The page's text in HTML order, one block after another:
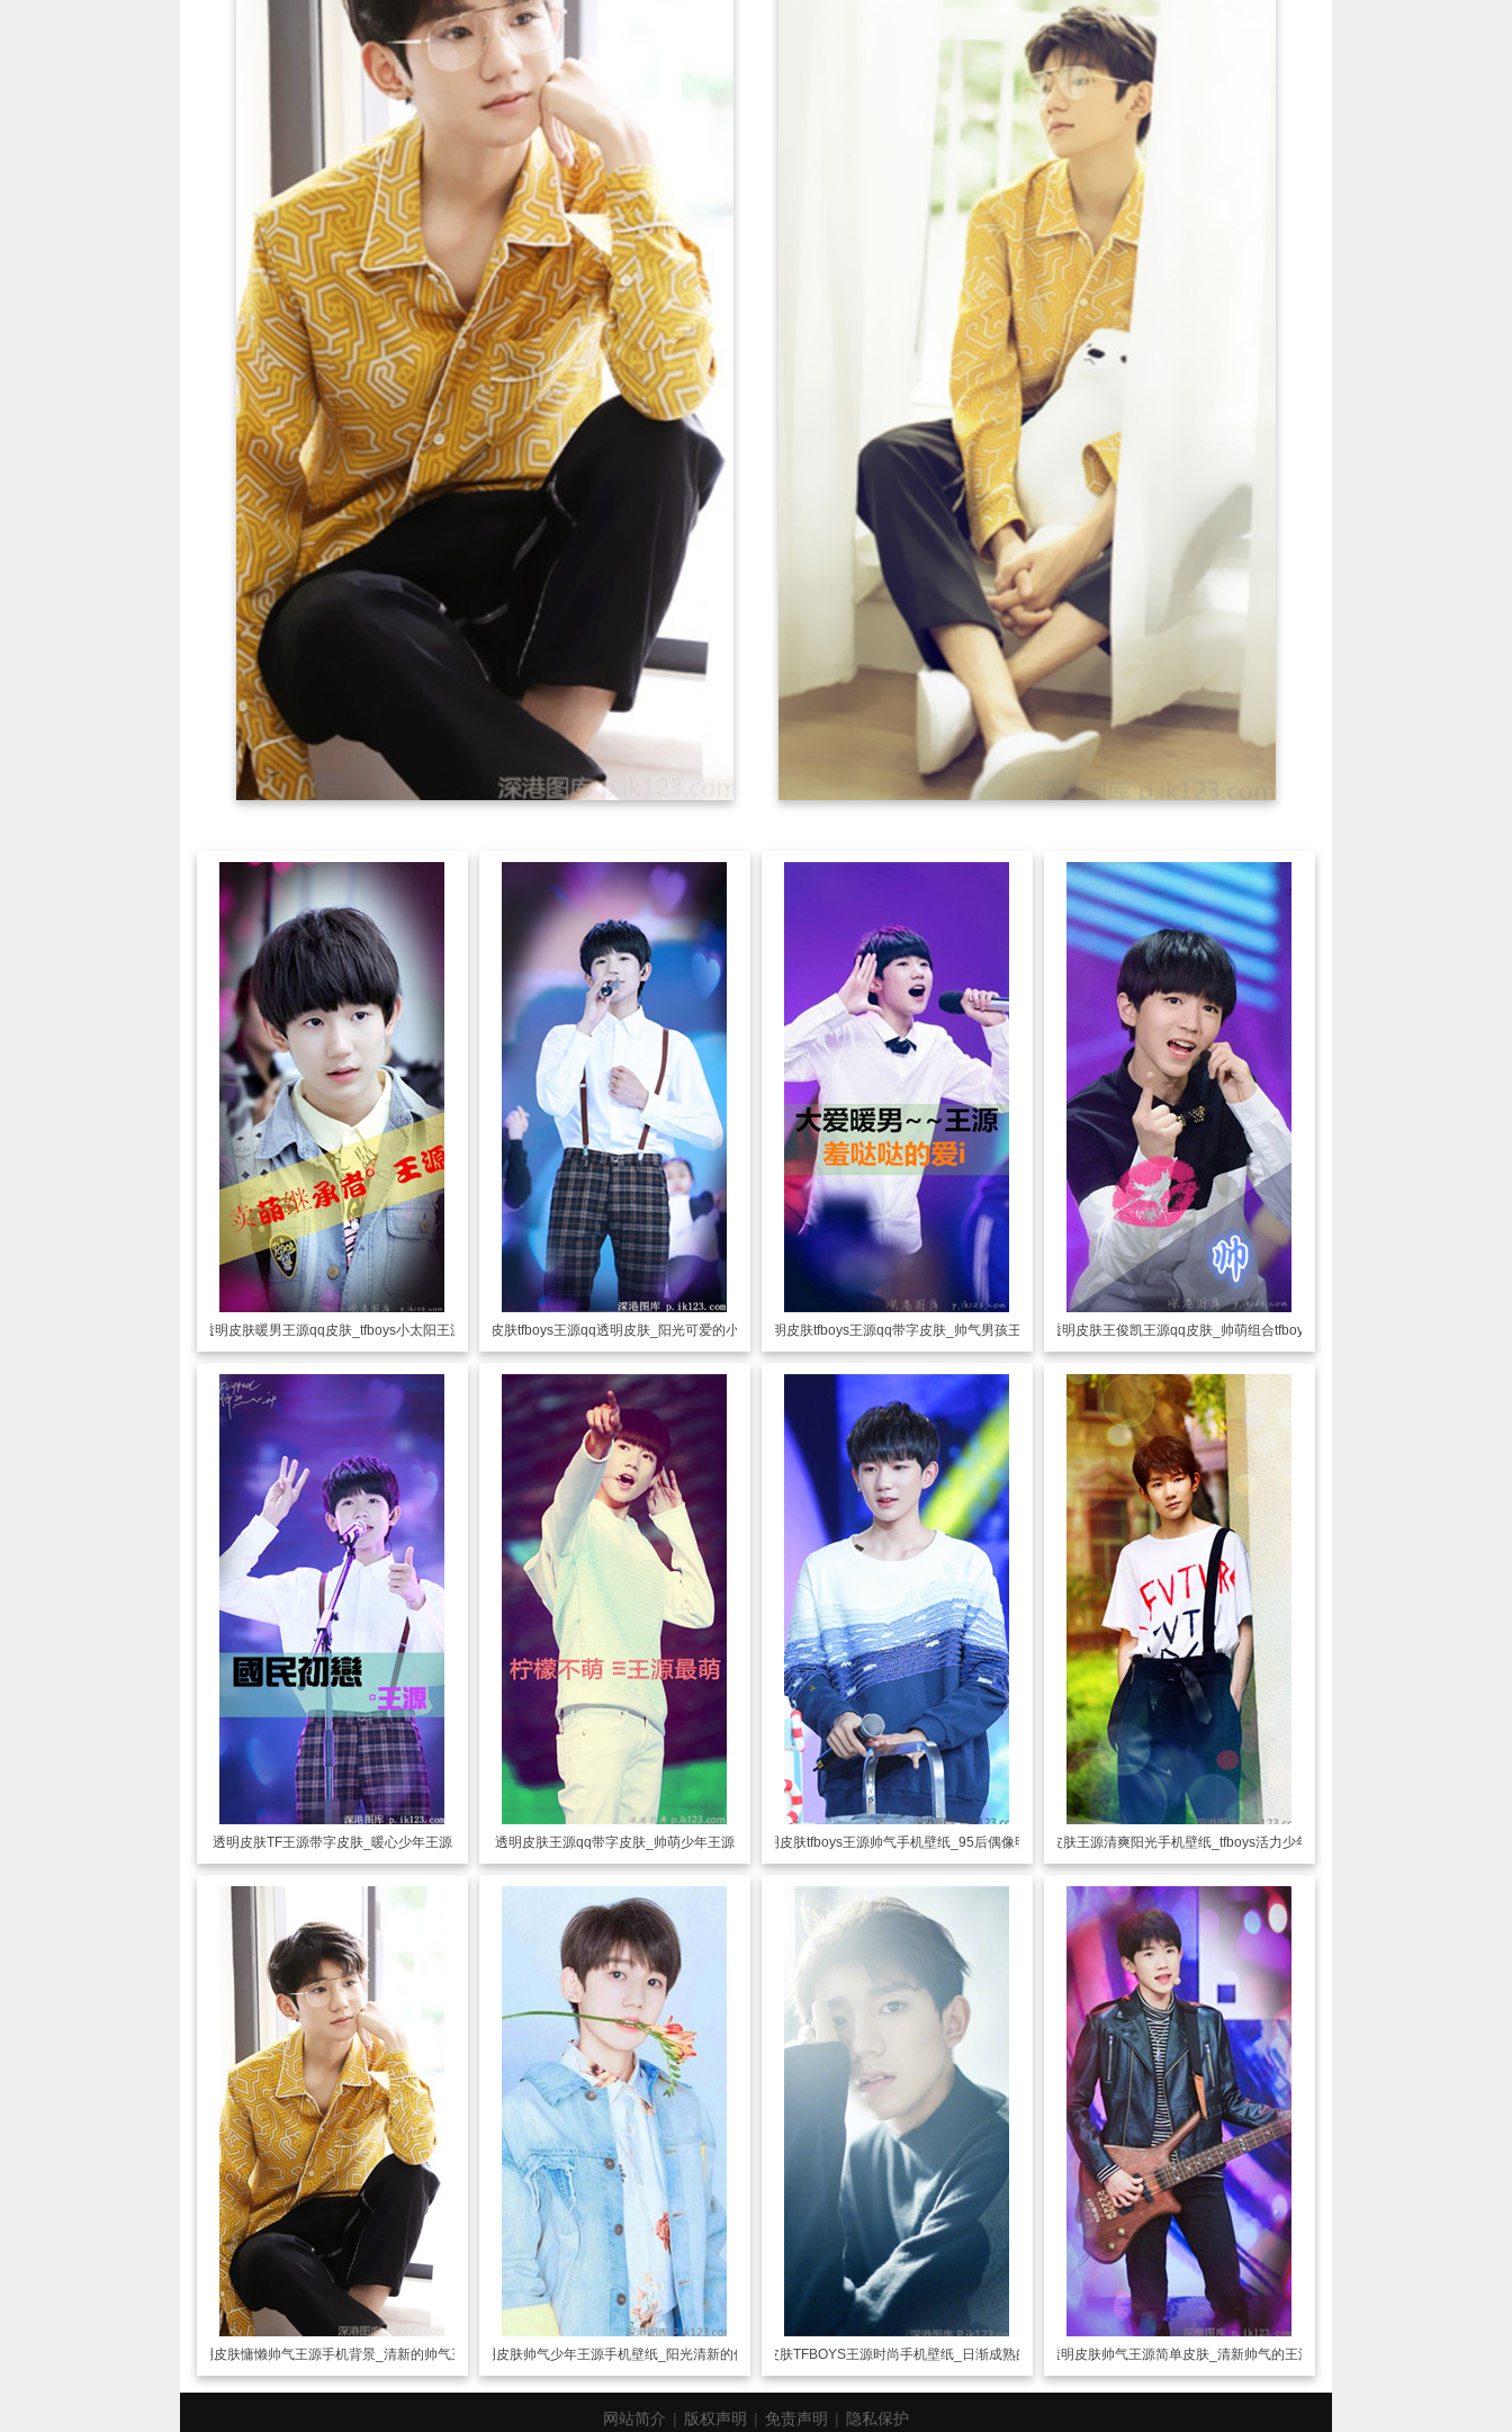
透明皮肤暖男王源qq皮肤_tfboys小太阳王源 透明皮肤tfboys王源qq透明皮肤_阳光可爱的小少年 透明皮肤tfboys王源qq带字皮肤_帅气男孩王源 透明皮肤王俊凯王源qq皮肤_帅萌组合tfboys
透明皮肤TF王源带字皮肤_暖心少年王源 透明皮肤王源qq带字皮肤_帅萌少年王源 透明皮肤tfboys王源帅气手机壁纸_95后偶像明星透明皮肤王源清爽阳光手机壁纸_tfboys活力少年王源
透明皮肤慵懒帅气王源手机背景_清新的帅气王源 透明皮肤帅气少年王源手机壁纸_阳光清新的偶像透明皮肤TFBOYS王源时尚手机壁纸_日渐成熟的王源 透明皮肤帅气王源简单皮肤_清新帅气的王源
网站简介 | 版权声明 | 免责声明 | 隐私保护